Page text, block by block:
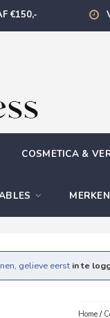
€150,-
COSMETICA &
MERKEN
gelieve eerst in te
Home/